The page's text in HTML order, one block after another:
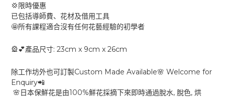
💢 限時優惠
已包括導師費、花材及借用工具
🤩所有課程適合沒有任何花藝經驗的初學者
🎡💕產品尺寸: 23cm x 9cm x 26cm
除工作坊外也可訂製Custom Made Available🌸 Welcome for
Enquiry📲
🌸 日本保鮮花是由100%鮮花採摘下來即時通過脫水, 脫色, 烘